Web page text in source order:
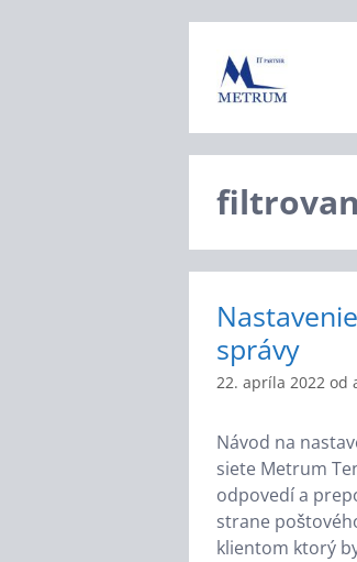
správy
22. apríla 2022 od
Návod na
siete Metrum
odpovedí a
strane
klientom ktorý